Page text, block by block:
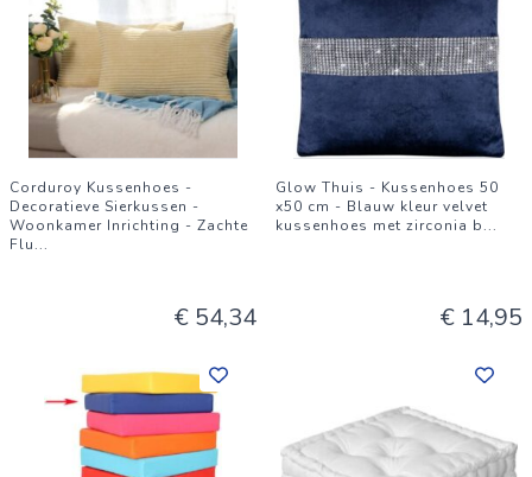
Corduroy Kussenhoes -
Decoratieve Sierkussen -
Woonkamer Inrichting - Zachte
Flu...
€ 54,34
Glow Thuis - Kussenhoes 50
x50 cm - Blauw kleur velvet
kussenhoes met zirconia b...
€ 14,95